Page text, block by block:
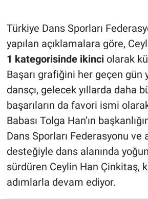
Türkiye Dans Sporları
yapılan açıklamalara göre,
1 kategorisinde ikinciolarak
Başarı grafiğini her geçen gün
dansçı, gelecek yıllarda daha
başarıların da favori ismi
Babası Tolga Han’ın
Dans Sporları Federasyonu ve
desteğiyle dans alanında
sürdüren Ceylin Han Çinkitaş,
adımlarla devam ediyor.